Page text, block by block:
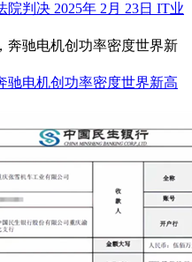
院判决 2025年 2月 23日 IT业
驰电机创功率密度世界新高